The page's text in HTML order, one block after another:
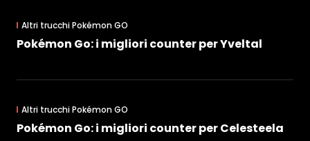
Altri trucchi Pokémon GO
Pokémon Go: i migliori counter per Yveltal
Altri trucchi Pokémon GO
Pokémon Go: i migliori counter per Celesteela